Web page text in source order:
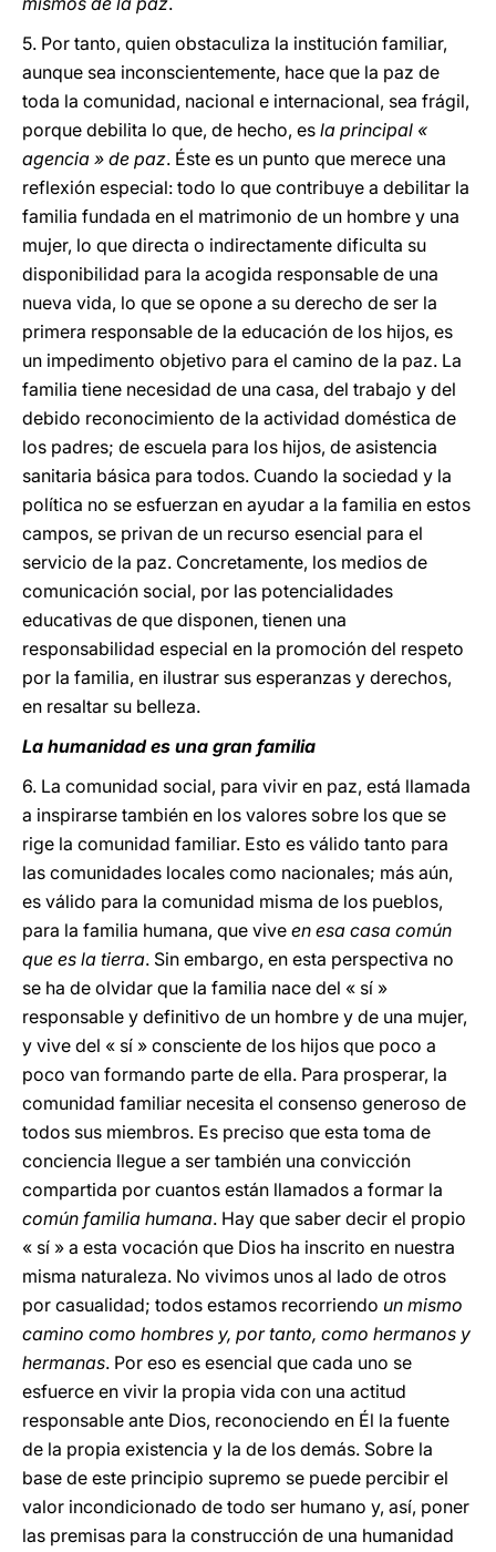
5. Por tanto, quien obstaculiza la institución familiar,
aunque sea inconscientemente, hace que la paz de
toda la comunidad, nacional e internacional, sea frágil,
porque debilita lo que, de hecho, es la principal «
agencia » de paz. Éste es un punto que merece una
reflexión especial: todo lo que contribuye a debilitar la
familia fundada en el matrimonio de un hombre y una
mujer, lo que directa o indirectamente dificulta su
disponibilidad para la acogida responsable de una
nueva vida, lo que se opone a su derecho de ser la
primera responsable de la educación de los hijos, es
un impedimento objetivo para el camino de la paz. La
familia tiene necesidad de una casa, del trabajo y del
debido reconocimiento de la actividad doméstica de
los padres; de escuela para los hijos, de asistencia
sanitaria básica para todos. Cuando la sociedad y la
política no se esfuerzan en ayudar a la familia en estos
campos, se privan de un recurso esencial para el
servicio de la paz. Concretamente, los medios de
comunicación social, por las potencialidades
educativas de que disponen, tienen una
responsabilidad especial en la promoción del respeto
por la familia, en ilustrar sus esperanzas y derechos,
en resaltar su belleza.
La humanidad es una gran familia
6. La comunidad social, para vivir en paz, está llamada
a inspirarse también en los valores sobre los que se
rige la comunidad familiar. Esto es válido tanto para
las comunidades locales como nacionales; más aún,
es válido para la comunidad misma de los pueblos,
para la familia humana, que vive en esa casa común
que es la tierra. Sin embargo, en esta perspectiva no
se ha de olvidar que la familia nace del « sí »
responsable y definitivo de un hombre y de una mujer,
y vive del « sí » consciente de los hijos que poco a
poco van formando parte de ella. Para prosperar, la
comunidad familiar necesita el consenso generoso de
todos sus miembros. Es preciso que esta toma de
conciencia llegue a ser también una convicción
compartida por cuantos están llamados a formar la
común familia humana. Hay que saber decir el propio
« sí » a esta vocación que Dios ha inscrito en nuestra
misma naturaleza. No vivimos unos al lado de otros
por casualidad; todos estamos recorriendo un mismo
camino como hombres y, por tanto, como hermanos y
hermanas. Por eso es esencial que cada uno se
esfuerce en vivir la propia vida con una actitud
responsable ante Dios, reconociendo en Él la fuente
de la propia existencia y la de los demás. Sobre la
base de este principio supremo se puede percibir el
valor incondicionado de todo ser humano y, así, poner
las premisas para la construcción de una humanidad